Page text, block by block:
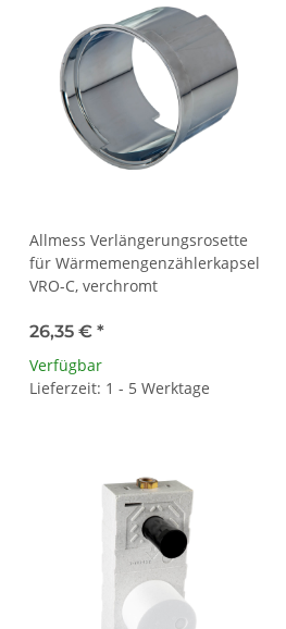
Allmess Verlängerungsrosette
für Wärmemengenzählerkapsel
VRO-C, verchromt
26,35 € *
Verfügbar
Lieferzeit: 1 - 5 Werktage